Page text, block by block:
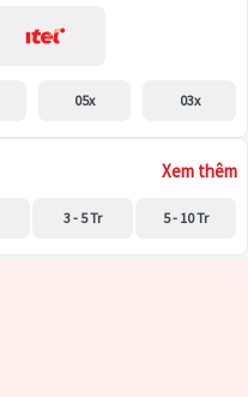
05x 03x
Xem thêm
3 - 5 Tr 5 - 10 Tr